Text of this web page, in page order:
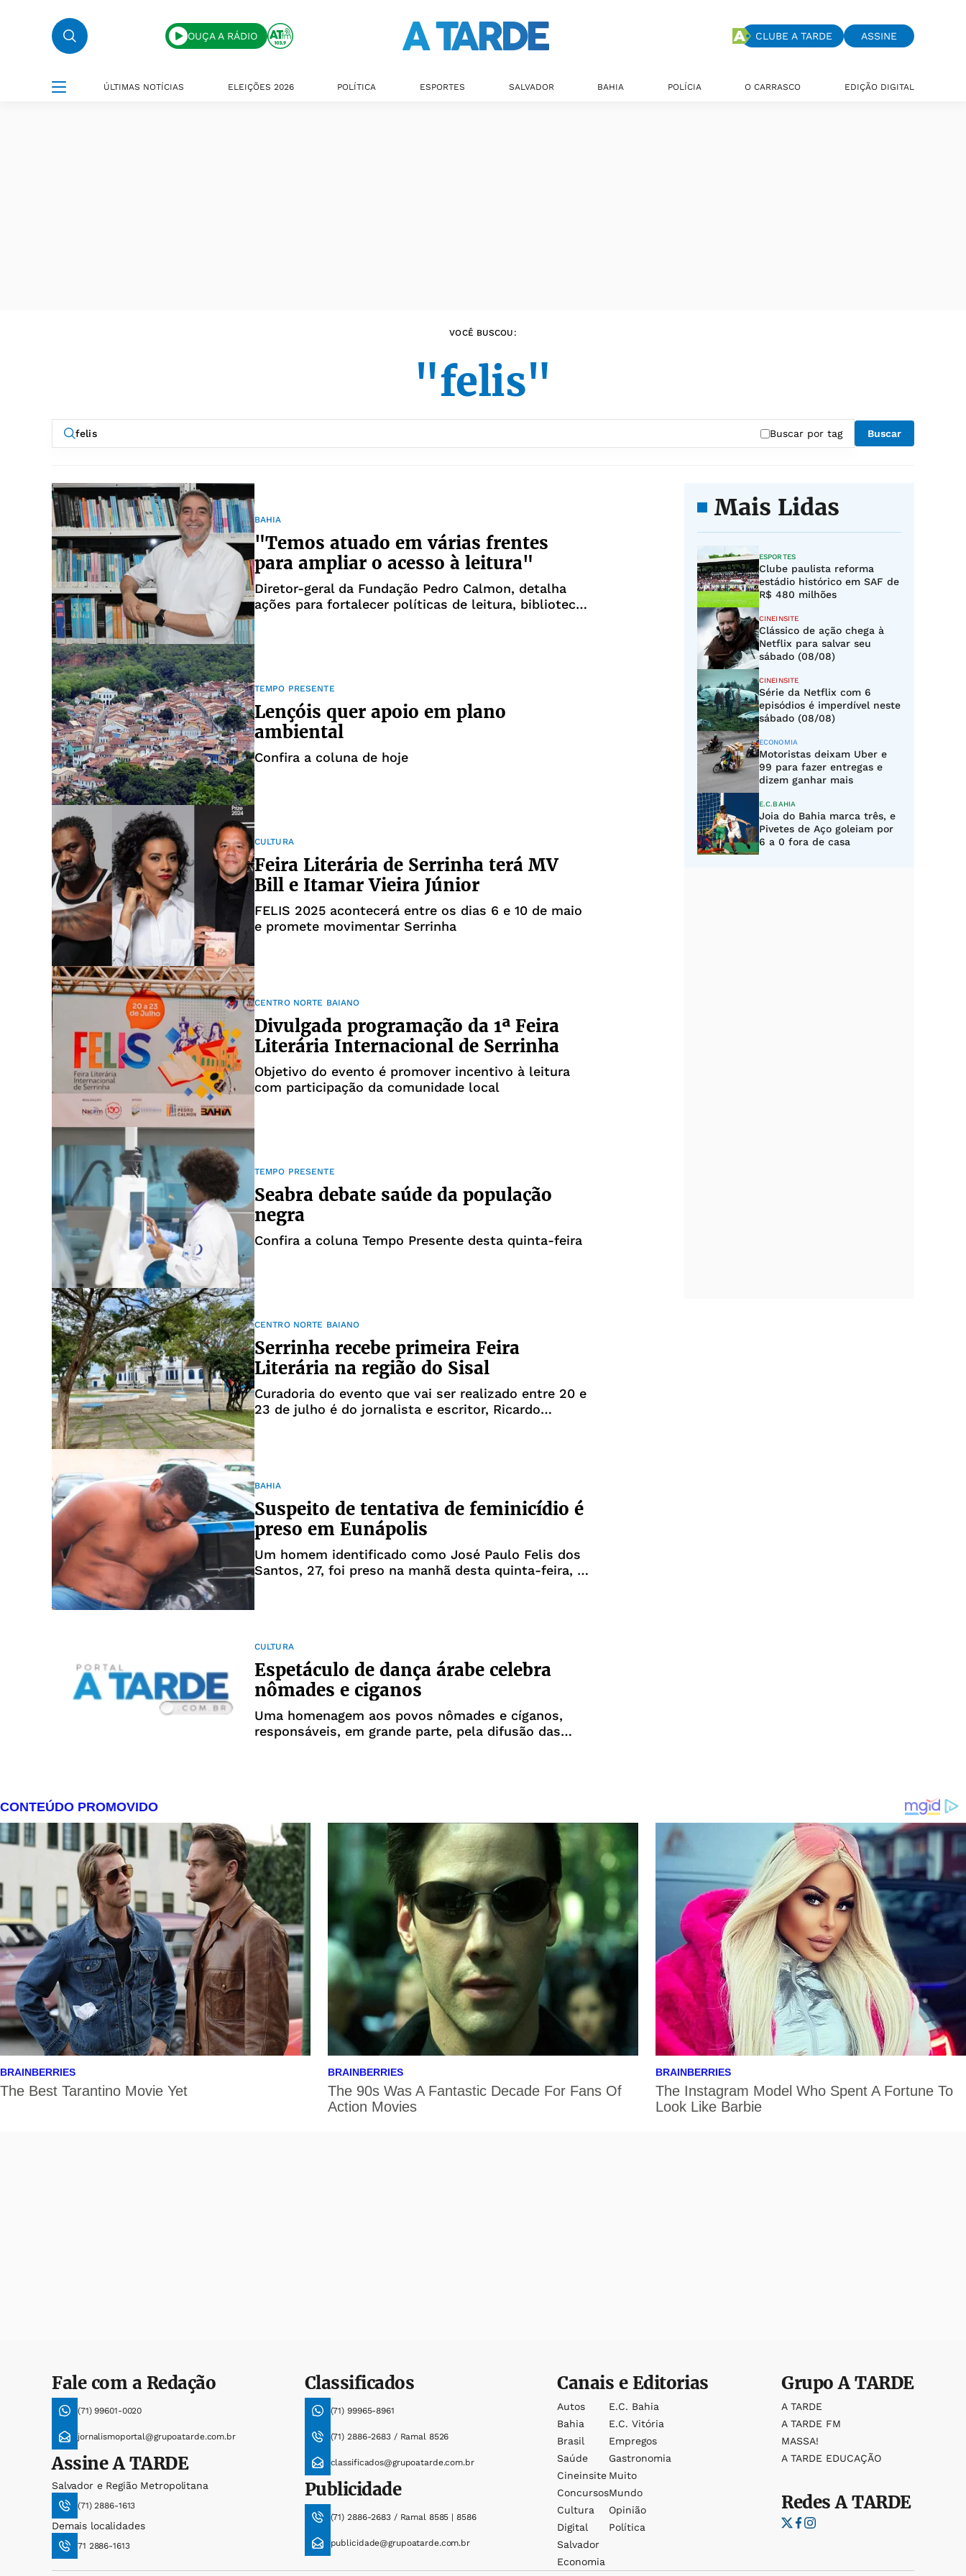
OUÇA A RÁDIO CLUBE A TARDE ASSINE
ÚLTIMAS NOTÍCIAS ELEIÇÕES 2026 POLÍTICA ESPORTES SALVADOR BAHIA POLÍCIA O CARRASCO EDIÇÃO DIGITAL
VOCÊ BUSCOU:
"felis"
Buscar por tag Buscar
BAHIA
"Temos atuado em várias frentes
para ampliar o acesso à leitura"
Diretor-geral da Fundação Pedro Calmon, detalha
ações para fortalecer políticas de leitura, bibliotecas
TEMPO PRESENTE
Lençóis quer apoio em plano
ambiental
Confira a coluna de hoje
CULTURA
Feira Literária de Serrinha terá MV
Bill e Itamar Vieira Júnior
FELIS 2025 acontecerá entre os dias 6 e 10 de maio
e promete movimentar Serrinha
CENTRO NORTE BAIANO
Divulgada programação da 1ª Feira
Literária Internacional de Serrinha
Objetivo do evento é promover incentivo à leitura
com participação da comunidade local
TEMPO PRESENTE
Seabra debate saúde da população
negra
Confira a coluna Tempo Presente desta quinta-feira
CENTRO NORTE BAIANO
Serrinha recebe primeira Feira
Literária na região do Sisal
Curadoria do evento que vai ser realizado entre 20 e
23 de julho é do jornalista e escritor, Ricardo
BAHIA
Suspeito de tentativa de feminicídio é
preso em Eunápolis
Um homem identificado como José Paulo Felis dos
Santos, 27, foi preso na manhã desta quinta-feira, 3,
CULTURA
Espetáculo de dança árabe celebra
nômades e ciganos
Uma homenagem aos povos nômades e cíganos,
responsáveis, em grande parte, pela difusão das
Mais Lidas
ESPORTES
Clube paulista reforma
estádio histórico em SAF de
R$ 480 milhões
CINEINSITE
Clássico de ação chega à
Netflix para salvar seu
sábado (08/08)
CINEINSITE
Série da Netflix com 6
episódios é imperdível neste
sábado (08/08)
ECONOMIA
Motoristas deixam Uber e
99 para fazer entregas e
dizem ganhar mais
E.C.BAHIA
Joia do Bahia marca três, e
Pivetes de Aço goleiam por
6 a 0 fora de casa
Fale com a Redação
(71) 99601-0020
jornalismoportal@grupoatarde.com.br
AssineA TARDE
Salvador e Região Metropolitana
(71) 2886-1613
Demais localidades
71 2886-1613
Classificados
(71) 99965-8961
(71) 2886-2683 / Ramal 8526
classificados@grupoatarde.com.br
Publicidade
(71) 2886-2683 / Ramal 8585 | 8586
publicidade@grupoatarde.com.br
Canais e Editorias
Autos
Bahia
Brasil
Saúde
Cineinsite
Concursos
Cultura
Digital
Salvador
Economia
E.c. Bahia
E.c. Vitória
Empregos
Gastronomia
Muito
Mundo
Opinião
Política
GrupoA TARDE
A TARDE
A TARDE FM
MASSA!
A TARDE EDUCAÇÃO
RedesA TARDE